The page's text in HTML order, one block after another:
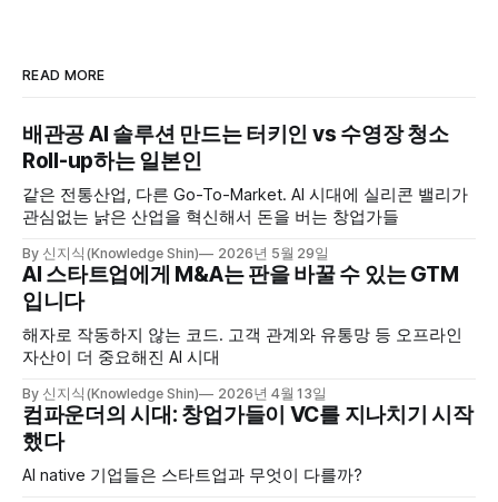
READ MORE
배관공 AI 솔루션 만드는 터키인 vs 수영장 청소
Roll-up하는 일본인
같은 전통산업, 다른 Go-To-Market. AI 시대에 실리콘 밸리가
관심없는 낡은 산업을 혁신해서 돈을 버는 창업가들
By 신지식(Knowledge Shin) 2026년 5월 29일
AI 스타트업에게 M&A는 판을 바꿀 수 있는 GTM
입니다
해자로 작동하지 않는 코드. 고객 관계와 유통망 등 오프라인
자산이 더 중요해진 AI 시대
By 신지식(Knowledge Shin) 2026년 4월 13일
컴파운더의 시대: 창업가들이 VC를 지나치기 시작
했다
AI native 기업들은 스타트업과 무엇이 다를까?